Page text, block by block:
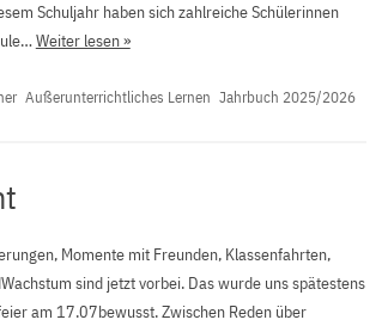
Schuljahr haben sich zahlreiche Schülerinnen
Weiter lesen »
Außerunterrichtliches Lernen Jahrbuch 2025/2026
Momente mit Freunden, Klassenfahrten,
sind jetzt vorbei. Das wurde uns spätestens
am 17.07bewusst. Zwischen Reden über